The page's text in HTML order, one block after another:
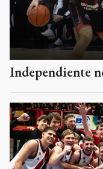
Independiente